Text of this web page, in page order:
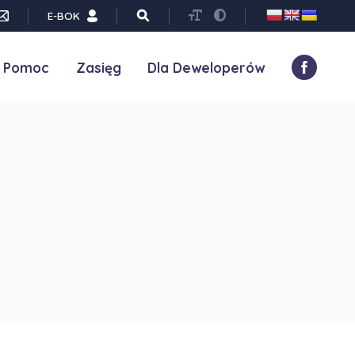
E-BOK
Pomoc Zasięg Dla Deweloperów